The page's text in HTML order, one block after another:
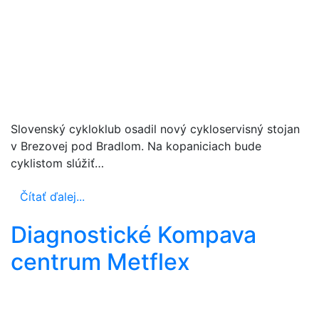
Slovenský cykloklub osadil nový cykloservisný stojan
v Brezovej pod Bradlom. Na kopaniciach bude
cyklistom slúžiť…
Čítať ďalej...
Diagnostické Kompava
centrum Metflex